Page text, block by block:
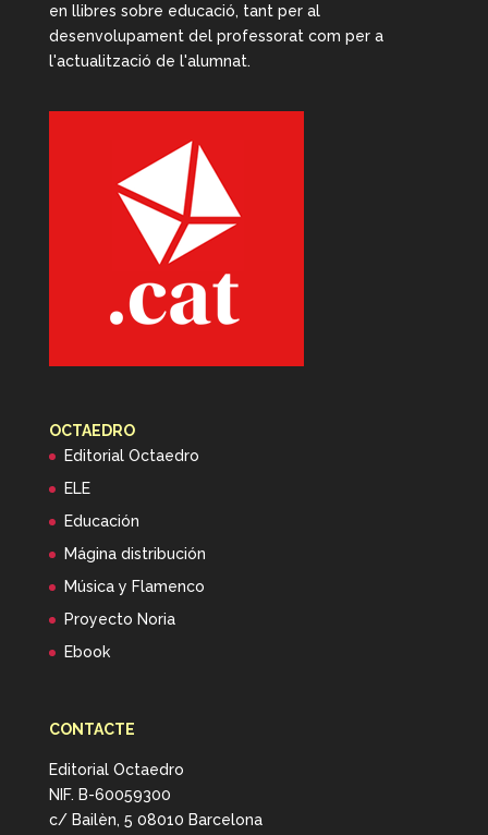
en llibres sobre educació, tant per al
desenvolupament del professorat com per a
l'actualització de l'alumnat.
OCTAEDRO
Editorial Octaedro
ELE
Educación
Mágina distribución
Música y Flamenco
Proyecto Noria
Ebook
CONTACTE
Editorial Octaedro
NIF. B-60059300
c/ Bailèn, 5 08010 Barcelona